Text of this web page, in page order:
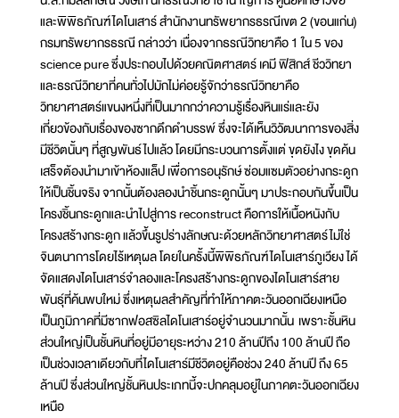
และพิพิธภัณฑ์ไดโนเสาร์ สำนักงานทรัพยากรธรณีเขต 2 (ขอนแก่น)
กรมทรัพยากรธรณี กล่าวว่า เนื่องจากธรณีวิทยาคือ 1 ใน 5 ของ
science pure ซึ่งประกอบไปด้วยคณิตศาสตร์ เคมี ฟิสิกส์ ชีววิทยา
และธรณีวิทยาที่คนทั่วไปมักไม่ค่อยรู้จักว่าธรณีวิทยาคือ
วิทยาศาสตร์แขนงหนึ่งที่เป็นมากกว่าความรู้เรื่องหินแร่และยัง
เกี่ยวข้องกับเรื่องของซากดึกดำบรรพ์ ซึ่งจะได้เห็นวิวัฒนาการของสิ่ง
มีชีวิตนั้นๆ ที่สูญพันธ์ไปแล้ว โดยมีกระบวนการตั้งแต่ ขุดยังไง ขุดค้น
เสร็จต้องนำมาเข้าห้องแล็ป เพื่อการอนุรักษ์ ซ่อมแซมตัวอย่างกระดูก
ให้เป็นชิ้นจริง จากนั้นต้องลองนำชิ้นกระดูกนั้นๆ มาประกอบกันขึ้นเป็น
โครงชิ้นกระดูกและนำไปสู่การ reconstruct คือการให้เนื้อหนังกับ
โครงสร้างกระดูก แล้วขึ้นรูปร่างลักษณะด้วยหลักวิทยาศาสตร์ไม่ใช่
จินตนาการโดยไร้เหตุผล โดยในครั้งนี้พิพิธภัณฑ์ไดโนเสาร์ภูเวียง ได้
จัดแสดงไดโนเสาร์จำลองและโครงสร้างกระดูกของไดโนเสาร์สาย
พันธุ์ที่ค้นพบใหม่ ซึ่งเหตุผลสำคัญที่ทำให้ภาคตะวันออกเฉียงเหนือ
เป็นภูมิภาคที่มีซากฟอสซิลไดโนเสาร์อยู่จำนวนมากนั้น เพราะชั้นหิน
ส่วนใหญ่เป็นชั้นหินที่อยู่มีอายุระหว่าง 210 ล้านปีถึง 100 ล้านปี ถือ
เป็นช่วงเวลาเดียวกับที่ไดโนเสาร์มีชีวิตอยู่คือช่วง 240 ล้านปี ถึง 65
ล้านปี ซึ่งส่วนใหญ่ชั้นหินประเภทนี้จะปกคลุมอยู่ในภาคตะวันออกเฉียง
เหนือ